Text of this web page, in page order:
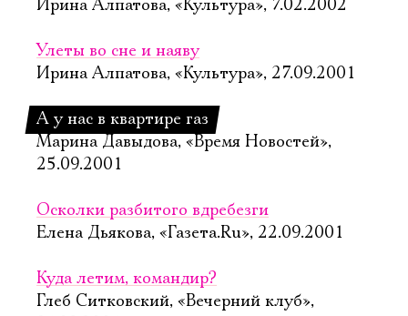
Ирина Алпатова, «Культура», 7.02.2002
Улеты во сне и наяву
Ирина Алпатова, «Культура», 27.09.2001
А у нас в квартире газ
Марина Давыдова, «Время Новостей»,
25.09.2001
Осколки разбитого вдребезги
Елена Дьякова, «Газета.Ru», 22.09.2001
Куда летим, командир?
Глеб Ситковский, «Вечерний клуб»,